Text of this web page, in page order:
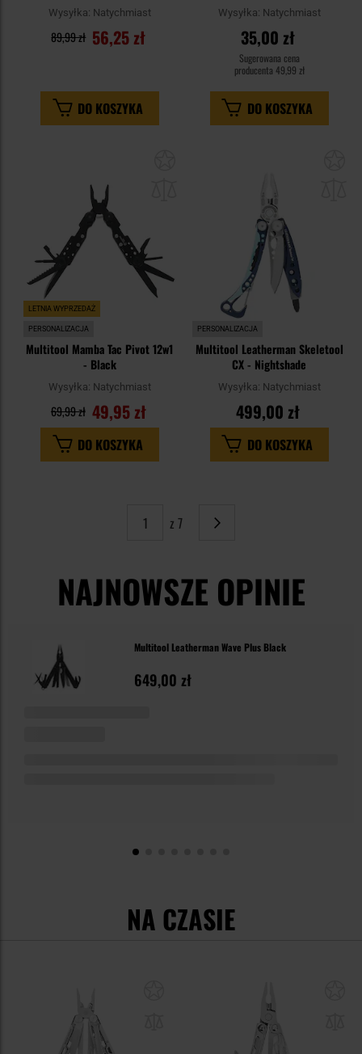
Wysyłka: Natychmiast
56,25 zł
89,99 zł
DO KOSZYKA
Wysyłka: Natychmiast
35,00 zł
Sugerowana cena
producenta 49,99 zł
DO KOSZYKA
LETNIA WYPRZEDAŻ
PERSONALIZACJA
Multitool Mamba Tac Pivot 12w1
- Black
Wysyłka: Natychmiast
49,95 zł
69,99 zł
DO KOSZYKA
PERSONALIZACJA
Multitool Leatherman Skeletool
CX - Nightshade
Wysyłka: Natychmiast
499,00 zł
DO KOSZYKA
z 7
Strona
Następne
NAJNOWSZE OPINIE
Multitool Leatherman Wave Plus Black
649,00 zł
NA CZASIE